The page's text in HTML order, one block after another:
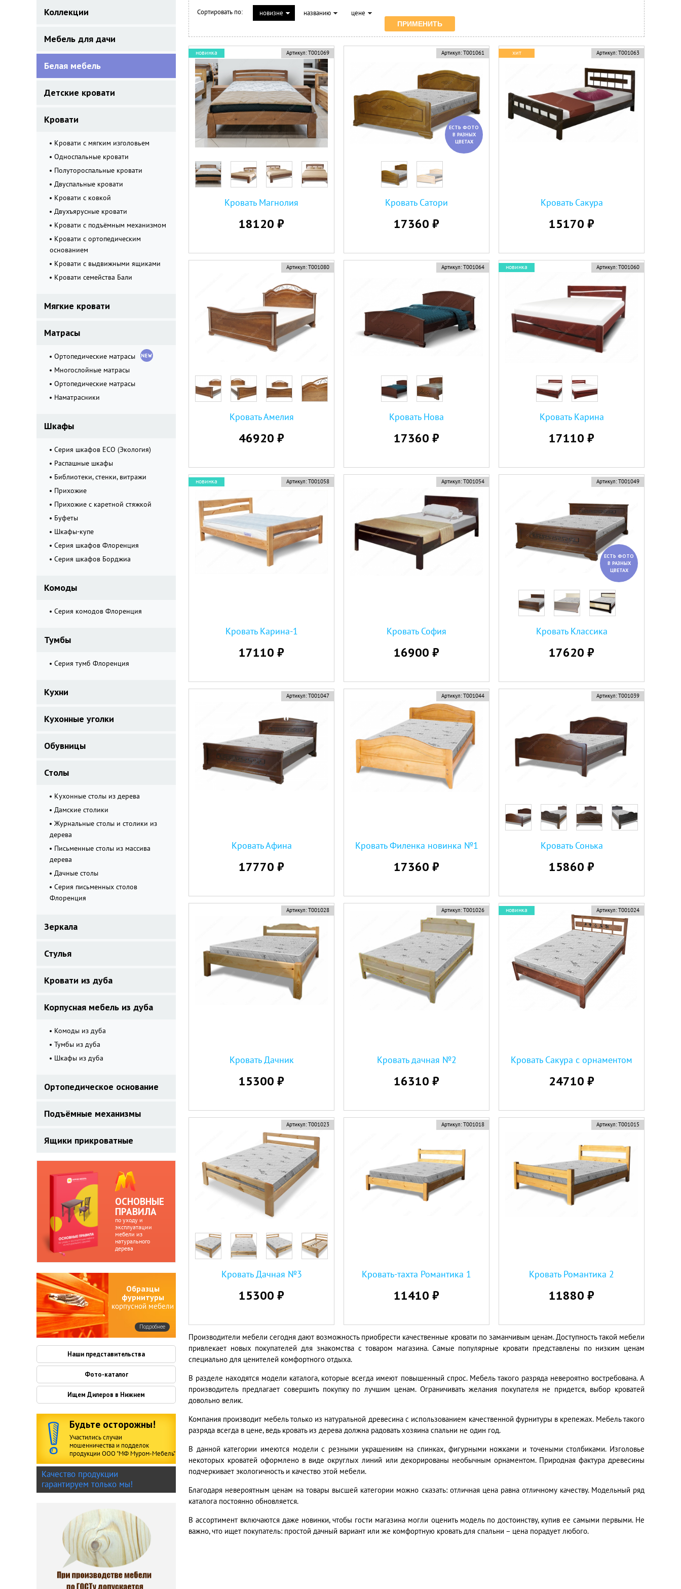
Коллекции
Мебель для дачи
Белая мебель
Детские кровати
Кровати
Кровати с мягким изголовьем
Односпальные кровати
Полутороспальные кровати
Двуспальные кровати
Кровати с ковкой
Двухъярусные кровати
Кровати с подъёмным механизмом
Кровати с ортопедическим
основанием
Кровати с выдвижными ящиками
Кровати семейства Бали
Мягкие кровати
Матрасы
Ортопедические матрасы
Многослойные матрасы
Ортопедические матрасы
Наматрасники
Шкафы
Серия шкафов ECO (Экология)
Распашные шкафы
Библиотеки, стенки, витражи
Прихожие
Прихожие с каретной стяжкой
Буфеты
Шкафы-купе
Серия шкафов Флоренция
Серия шкафов Борджиа
Комоды
Серия комодов Флоренция
Тумбы
Серия тумб Флоренция
Кухни
Кухонные уголки
Обувницы
Столы
Кухонные столы из дерева
Дамские столики
Журнальные столы и столики из
дерева
Письменные столы из массива
дерева
Дачные столы
Серия письменных столов
Флоренция
Зеркала
Стулья
Кровати из дуба
Корпусная мебель из дуба
Комоды из дуба
Тумбы из дуба
Шкафы из дуба
Ортопедическое основание
Подъёмные механизмы
Ящики прикроватные
ОСНОВНЫЕ
ПРАВИЛА
по уходу и
эксплуатации
мебели из
натурального
дерева
Подробнее
Образцы
фурнитуры
корпусной мебели
Наши представительства
Фото-каталог
Ищем Дилеров в Нижнем
Будьте осторожны!
Участились случаи
мошенничества и подделок
продукции ООО "МФ Муром-Мебель"
Качество продукции
гарантируем только мы!
Сортировать по: новизне названию цене
новинка Артикул: Т001069
Кровать Магнолия
18120 ₽
Артикул: Т001061
ЕСТЬ ФОТО
В РАЗНЫХ
ЦВЕТАХ
Кровать Сатори
17360 ₽
хит Артикул: Т001063
Кровать Сакура
15170 ₽
Артикул: Т001080
Кровать Амелия
46920 ₽
Артикул: Т001064
Кровать Нова
17360 ₽
новинка Артикул: Т001060
Кровать Карина
17110 ₽
новинка Артикул: Т001058
Кровать Карина-1
17110 ₽
Артикул: Т001054
Кровать София
16900 ₽
Артикул: Т001049
ЕСТЬ ФОТО
В РАЗНЫХ
ЦВЕТАХ
Кровать Классика
17620 ₽
Артикул: Т001047
Кровать Афина
17770 ₽
Артикул: Т001044
Кровать Филенка новинка №1
17360 ₽
Артикул: Т001039
Кровать Сонька
15860 ₽
Артикул: Т001028
Кровать Дачник
15300 ₽
Артикул: Т001026
Кровать дачная №2
16310 ₽
новинка Артикул: Т001024
Кровать Сакура с орнаментом
24710 ₽
Артикул: Т001023
Кровать Дачная №3
15300 ₽
Артикул: Т001018
Кровать-тахта Романтика 1
11410 ₽
Артикул: Т001015
Кровать Романтика 2
11880 ₽
Производители мебели сегодня дают возможность приобрести качественные кровати по заманчивым ценам. Доступность такой мебели
привлекает новых покупателей для знакомства с товаром магазина. Самые популярные кровати представлены по низким ценам
специально для ценителей комфортного отдыха.
В разделе находятся модели каталога, которые всегда имеют повышенный спрос. Мебель такого разряда невероятно востребована. А
производитель предлагает совершить покупку по лучшим ценам. Ограничивать желания покупателя не придется, выбор кроватей
довольно велик.
Компания производит мебель только из натуральной древесина с использованием качественной фурнитуры в крепежах. Мебель такого
разряда всегда в цене, ведь кровать из дерева должна радовать хозяина спальни не один год.
В данной категории имеются модели с резными украшениям на спинках, фигурными ножками и точеными столбиками. Изголовье
некоторых кроватей оформлено в виде округлых линий или декорированы необычным орнаментом. Природная фактура древесины
подчеркивает экологичность и качество этой мебели.
Благодаря невероятным ценам на товары высшей категории можно сказать: отличная цена равна отличному качеству. Модельный ряд
каталога постоянно обновляется.
В ассортимент включаются даже новинки, чтобы гости магазина могли оценить модель по достоинству, купив ее самыми первыми. Не
важно, что ищет покупатель: простой дачный вариант или же комфортную кровать для спальни – цена порадует любого.